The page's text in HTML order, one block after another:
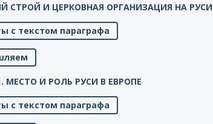
СТРОЙ И ЦЕРКОВНАЯ ОРГАНИЗАЦИЯ НА РУСИ
с текстом параграфа
МЕСТО И РОЛЬ РУСИ В ЕВРОПЕ
с текстом параграфа